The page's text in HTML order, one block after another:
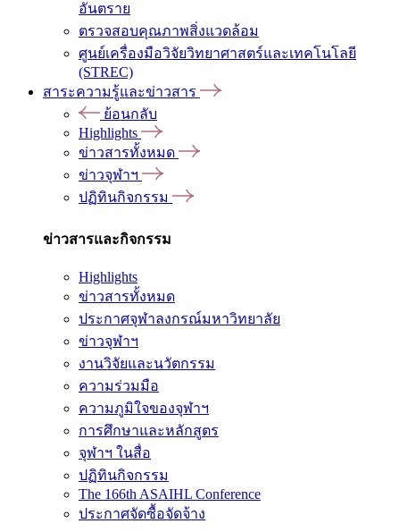
อันตราย
ตรวจสอบคุณภาพสิ่งแวดล้อม
ศูนย์เครื่องมือวิจัยวิทยาศาสตร์และเทคโนโลยี
(STREC)
สาระความรู้และข่าวสาร
ย้อนกลับ
Highlights
ข่าวสารทั้งหมด
ข่าวจุฬาฯ
ปฏิทินกิจกรรม
ข่าวสารและกิจกรรม
Highlights
ข่าวสารทั้งหมด
ประกาศจุฬาลงกรณ์มหาวิทยาลัย
ข่าวจุฬาฯ
งานวิจัยและนวัตกรรม
ความร่วมมือ
ความภูมิใจของจุฬาฯ
การศึกษาและหลักสูตร
จุฬาฯ ในสื่อ
ปฏิทินกิจกรรม
The 166th ASAIHL Conference
ประกาศจัดซื้อจัดจ้าง